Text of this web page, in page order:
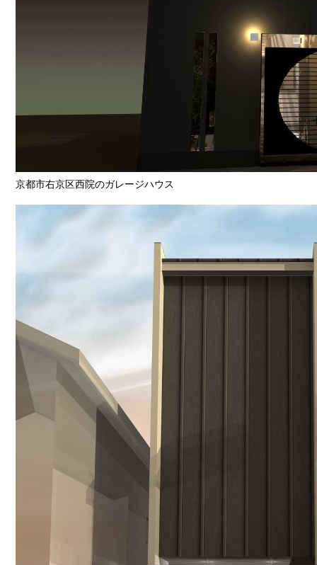
京都市右京区西院のガレージハウス